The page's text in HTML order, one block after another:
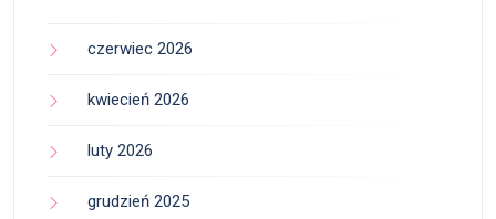
czerwiec 2026
kwiecień 2026
luty 2026
grudzień 2025